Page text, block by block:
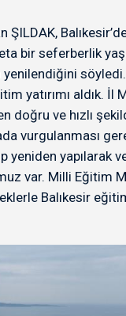
bir seferberlik
yatırımı aldık.
ve hızlı
vurgulanması
yeniden yapılarak
var. Milli
Balıkesir